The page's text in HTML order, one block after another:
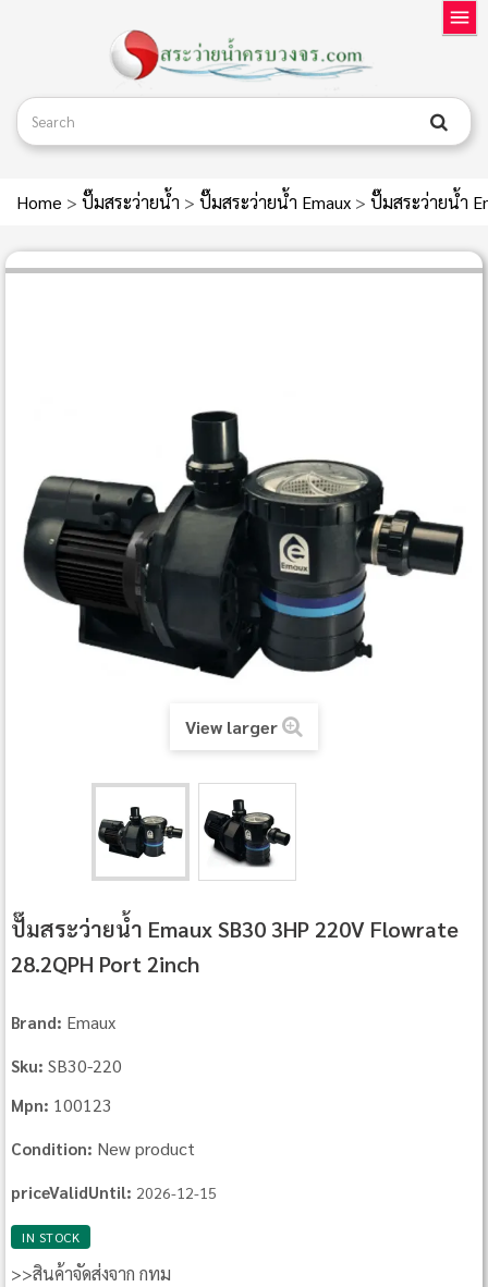
Home > ปั๊มสระว่ายน้ำ > ปั๊มสระว่ายน้ำ Emaux > ปั๊มสระว่ายน้ำ
View larger
ปั๊มสระว่ายน้ำ Emaux SB30 3HP 220V Flowrate
28.2QPH Port 2inch
Brand: Emaux
Sku: SB30-220
Mpn: 100123
Condition: New product
priceValidUntil: 2026-12-15
IN STOCK
>>สินค้าจัดส่งจาก กทม